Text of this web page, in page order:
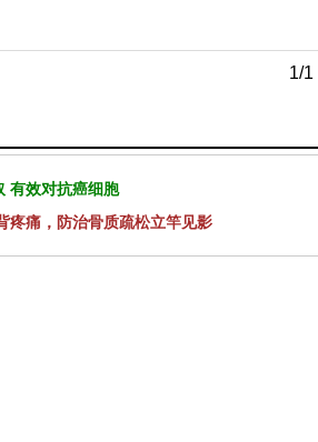
1/1
有效对抗癌细胞
疼痛，防治骨质疏松立竿见影